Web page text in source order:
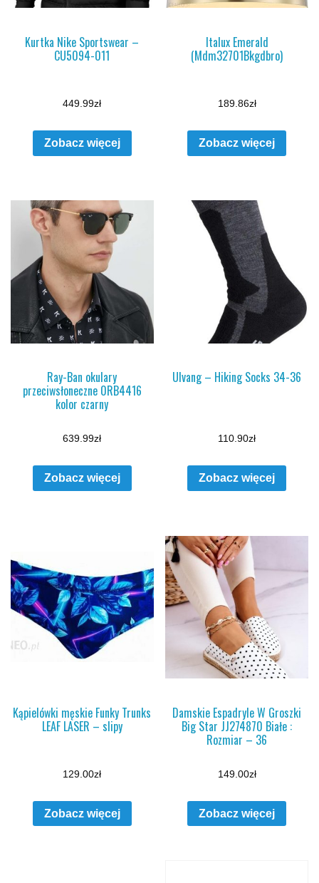
Kurtka Nike Sportswear –
CU5094-011
449.99zł
Zobacz więcej
Italux Emerald
(Mdm32701Bkgdbro)
189.86zł
Zobacz więcej
Ray-Ban okulary
przeciwsłoneczne 0RB4416
kolor czarny
639.99zł
Zobacz więcej
Ulvang – Hiking Socks 34-36
110.90zł
Zobacz więcej
Kąpielówki męskie Funky Trunks
LEAF LASER – slipy
129.00zł
Zobacz więcej
Damskie Espadryle W Groszki
Big Star JJ274870 Białe :
Rozmiar – 36
149.00zł
Zobacz więcej